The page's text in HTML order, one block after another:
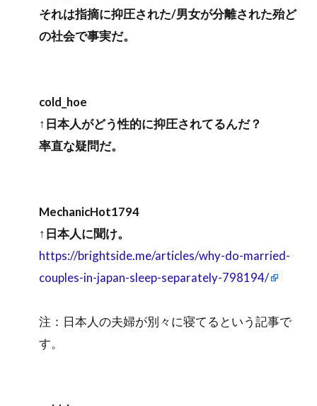
それは指摘に抑圧された/男女が分離された殆ど
の社会で事実だ。
cold_hoe
↑日本人がどう性的に抑圧されてるんだ？
率直な疑問だ。
MechanicHot1794
↑日本人に聞け。
https://brightside.me/articles/why-do-married-
couples-in-japan-sleep-separately-798194/
注：日本人の夫婦が別々に寝てるという記事で
す。